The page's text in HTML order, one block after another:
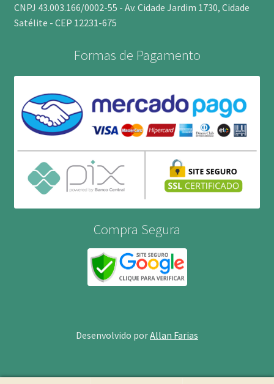
CNPJ 43.003.166/0002-55 - Av. Cidade Jardim 1730, Cidade
Satélite - CEP 12231-675
Formas de Pagamento
Compra Segura
Desenvolvido porAllan Farias